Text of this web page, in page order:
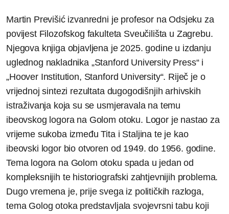
Martin Previšić izvanredni je profesor na Odsjeku za
povijest Filozofskog fakulteta Sveučilišta u Zagrebu.
Njegova knjiga objavljena je 2025. godine u izdanju
uglednog nakladnika „Stanford University Press“ i
„Hoover Institution, Stanford University“. Riječ je o
vrijednoj sintezi rezultata dugogodišnjih arhivskih
istraživanja koja su se usmjeravala na temu
ibeovskog logora na Golom otoku. Logor je nastao za
vrijeme sukoba između Tita i Staljina te je kao
ibeovski logor bio otvoren od 1949. do 1956. godine.
Tema logora na Golom otoku spada u jedan od
kompleksnijih te historiografski zahtjevnijih problema.
Dugo vremena je, prije svega iz političkih razloga,
tema Golog otoka predstavljala svojevrsni tabu koji